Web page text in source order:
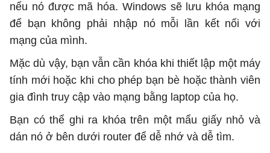
nếu nó được mã hóa. Windows sẽ lưu khóa mạng
để bạn không phải nhập nó mỗi lần kết nối với
mạng của mình.
Mặc dù vậy, bạn vẫn cần khóa khi thiết lập một máy
tính mới hoặc khi cho phép bạn bè hoặc thành viên
gia đình truy cập vào mạng bằng laptop của họ.
Bạn có thể ghi ra khóa trên một mẩu giấy nhỏ và
dán nó ở bên dưới router để dễ nhớ và dễ tìm.